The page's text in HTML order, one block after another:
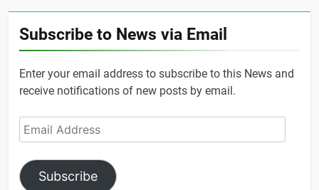
Subscribe to News via Email
Enter your email address to subscribe to this News and
receive notifications of new posts by email.
Email
Address
Subscribe